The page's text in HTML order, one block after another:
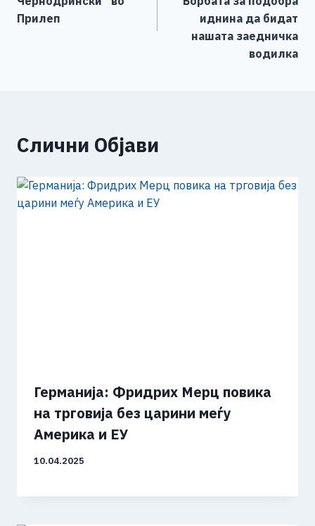
k
напис
Прилеп
иднина да бидат
нашата заедничка
водилка
Слични Објави
Германија: Фридрих Мерц повика
на трговија без царини меѓу
Америка и ЕУ
10.04.2025